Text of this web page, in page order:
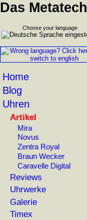
Das
Choose your language
Home
Blog
Uhren
Artikel
Mira
Novus
Zentra Royal
Braun Wecker
Caravelle Digital
Reviews
Uhrwerke
Galerie
Timex